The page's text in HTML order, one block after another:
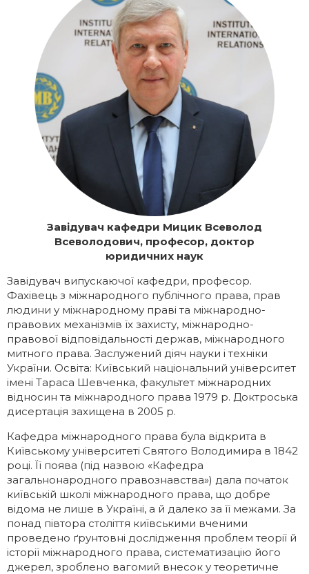
Завідувач кафедри Мицик Всеволод
Всеволодович, професор, доктор
юридичних наук
Завідувач випускаючої кафедри, професор.
Фахівець з міжнародного публічного права, прав
людини у міжнародному праві та міжнародно-
правових механізмів їх захисту, міжнародно-
правової відповідальності держав, міжнародного
митного права. Заслужений діяч науки і техніки
України. Освіта: Київський національний університет
імені Тараса Шевченка, факультет міжнародних
відносин та міжнародного права 1979 р. Доктроська
дисертація захищена в 2005 р.
Кафедра міжнародного права була відкрита в
Київському університеті Святого Володимира в 1842
році. Її поява (під назвою «Кафедра
загальнонародного правознавства») дала початок
київській школі міжнародного права, що добре
відома не лише в Україні, а й далеко за її межами. За
понад півтора століття київськими вченими
проведено ґрунтовні дослідження проблем теорії й
історії міжнародного права, систематизацію його
джерел, зроблено вагомий внесок у теоретичне
Галерея
ІМВ Hall Art Gallery
Бізнес-школа
Школа молодого українського
дипломата
Громадські обговорення
Освітні програми
Англомовні програми
Заочна магістратура
Майстер-класи МЗС України в ННІМВ